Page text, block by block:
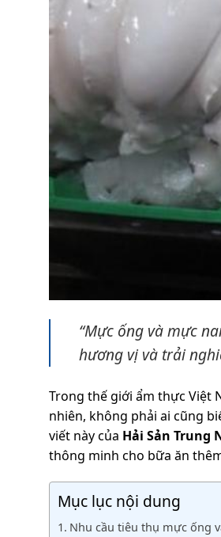
“Mực ống và mực
hương vị và trải
Trong thế giới ẩm thực Việt
nhiên, không phải ai cũng
viết này của Hải Sản Trung
thông minh cho bữa ăn
Mục lục nội dung
Nhu cầu tiêu thụ mực ống